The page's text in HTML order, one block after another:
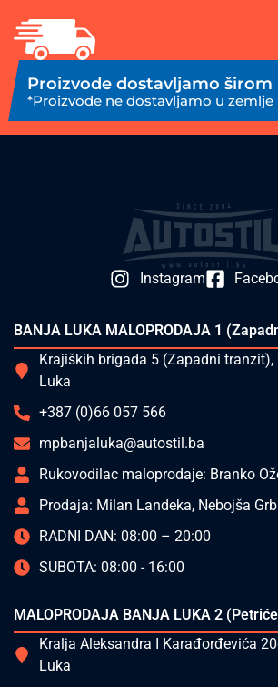
Proizvode dostavljamo širom
*Proizvode ne dostavljamo u zemlje
Instagram
BANJA LUKA MALOPRODAJA 1
Krajiških brigada 5 (Zapadni tranzit),
Luka
+387 (0)66 057 566
mpbanjaluka@autostil.ba
Rukovodilac maloprodaje: Branko
Prodaja: Milan Landeka, Nebojša
RADNI DAN: 08:00 – 20:00
SUBOTA: 08:00 - 16:00
MALOPRODAJA BANJA LUKA 2
Kralja Aleksandra I Karađorđevića
Luka